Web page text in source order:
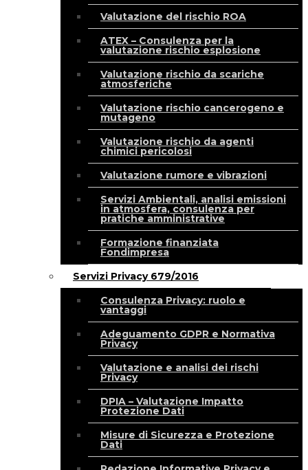
Valutazione del rischio ROA
ATEX – Consulenza per la
valutazione rischio esplosione
Valutazione rischio da scariche
atmosferiche
Valutazione rischio cancerogeno e
mutageno
Valutazione rischio da agenti
chimici pericolosi
Valutazione rumore e vibrazioni
Servizi Ambientali, analisi emissioni
in atmosfera, consulenza per
pratiche amministrative
Formazione finanziata
Fondimpresa
Servizi Privacy 679/2016
Consulenza Privacy: ruolo e
vantaggi
Adeguamento GDPR e Normativa
Privacy
Valutazione e analisi dei rischi
Privacy
DPIA – Valutazione Impatto
Protezione Dati
Misure di Sicurezza e Protezione
Dati